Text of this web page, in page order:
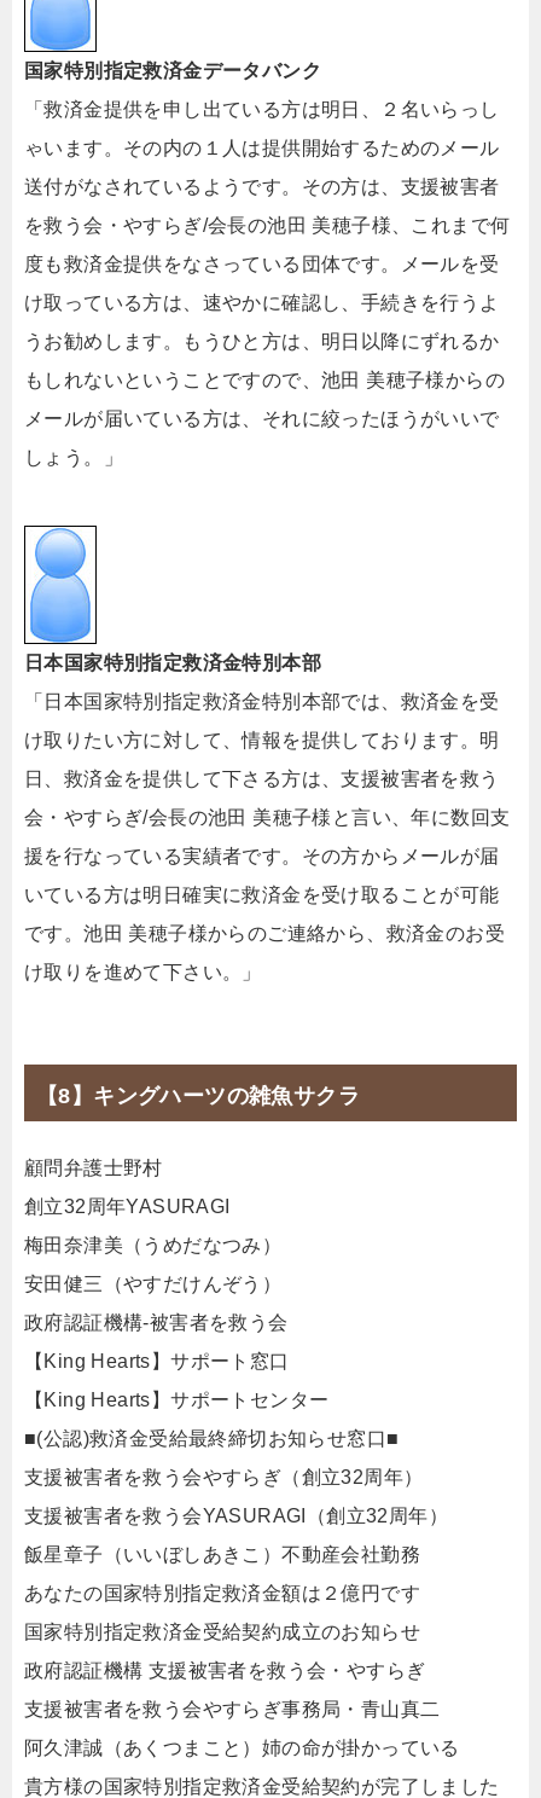
国家特別指定救済金データバンク
「救済金提供を申し出ている方は明日、２名いらっし
ゃいます。その内の１人は提供開始するためのメール
送付がなされているようです。その方は、支援被害者
を救う会・やすらぎ/会長の池田 美穂子様、これまで何
度も救済金提供をなさっている団体です。メールを受
け取っている方は、速やかに確認し、手続きを行うよ
うお勧めします。もうひと方は、明日以降にずれるか
もしれないということですので、池田 美穂子様からの
メールが届いている方は、それに絞ったほうがいいで
しょう。」
日本国家特別指定救済金特別本部
「日本国家特別指定救済金特別本部では、救済金を受
け取りたい方に対して、情報を提供しております。明
日、救済金を提供して下さる方は、支援被害者を救う
会・やすらぎ/会長の池田 美穂子様と言い、年に数回支
援を行なっている実績者です。その方からメールが届
いている方は明日確実に救済金を受け取ることが可能
です。池田 美穂子様からのご連絡から、救済金のお受
け取りを進めて下さい。」
【8】キングハーツの雑魚サクラ
顧問弁護士野村
創立32周年YASURAGI
梅田奈津美（うめだなつみ）
安田健三（やすだけんぞう）
政府認証機構-被害者を救う会
【King Hearts】サポート窓口
【King Hearts】サポートセンター
■(公認)救済金受給最終締切お知らせ窓口■
支援被害者を救う会やすらぎ（創立32周年）
支援被害者を救う会YASURAGI（創立32周年）
飯星章子（いいぼしあきこ）不動産会社勤務
あなたの国家特別指定救済金額は２億円です
国家特別指定救済金受給契約成立のお知らせ
政府認証機構 支援被害者を救う会・やすらぎ
支援被害者を救う会やすらぎ事務局・青山真二
阿久津誠（あくつまこと）姉の命が掛かっている
貴方様の国家特別指定救済金受給契約が完了しました